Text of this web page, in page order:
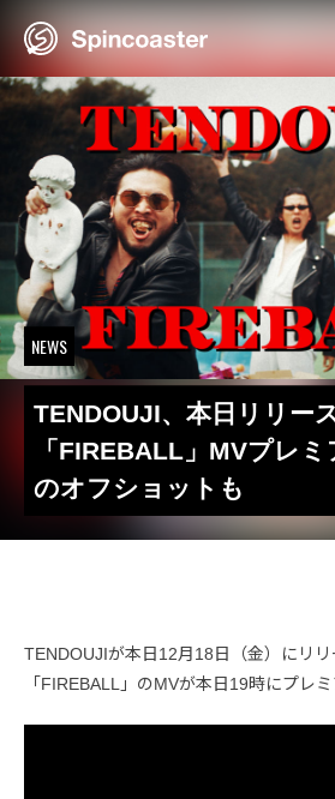
NEWS
TENDOUJI、本日リリー
「FIREBALL」MVプレ
のオフショットも
TENDOUJIが本日12月18日（金）にリリ
「FIREBALL」のMVが本日19時にプレミ